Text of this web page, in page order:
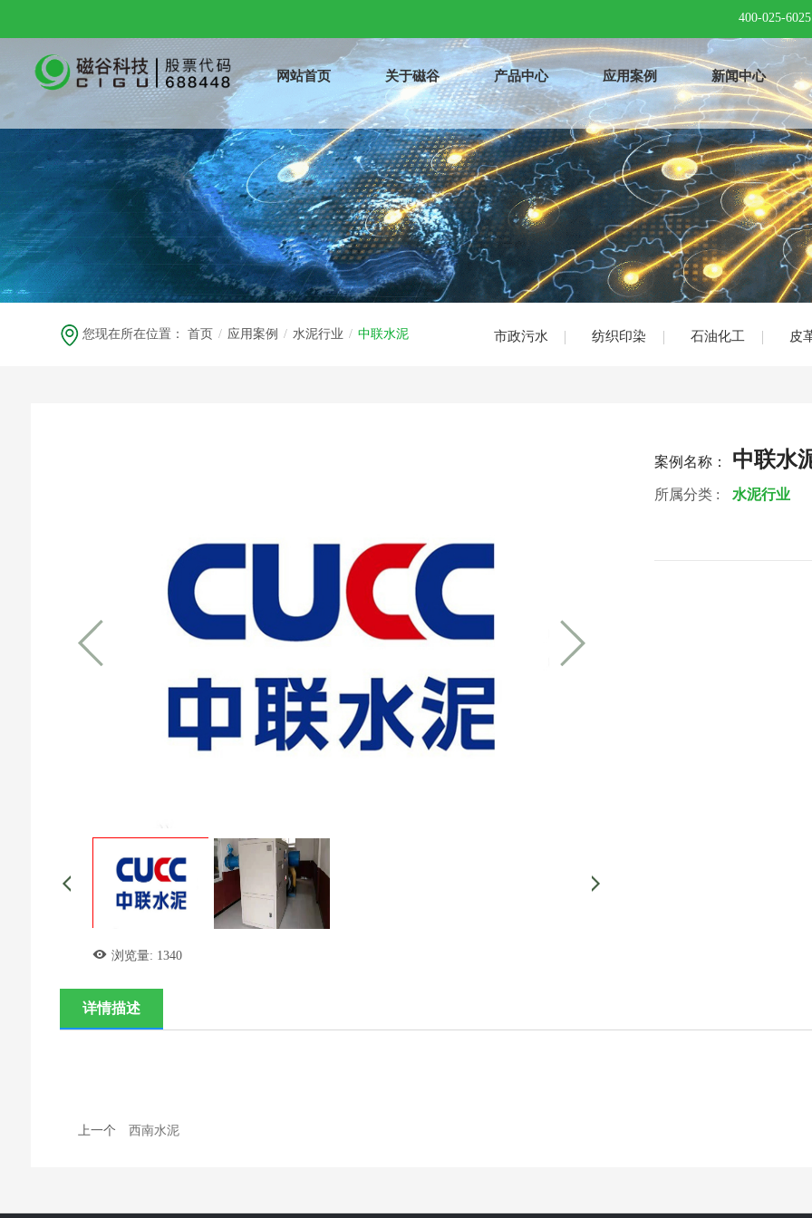
400-025-6025
网站首页 关于磁谷 产品中心 应用案例 新闻中心
您现在所在位置：首页 / 应用案例 / 水泥行业 / 中联水泥 市政污水 纺织印染 石油化工 皮
浏览量: 1340
案例名称： 中联水
所属分类 : 水泥行业
详情描述
上一个 西南水泥